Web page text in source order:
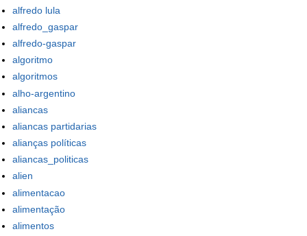
alfredo lula
alfredo_gaspar
alfredo-gaspar
algoritmo
algoritmos
alho-argentino
aliancas
aliancas partidarias
alianças políticas
aliancas_politicas
alien
alimentacao
alimentação
alimentos